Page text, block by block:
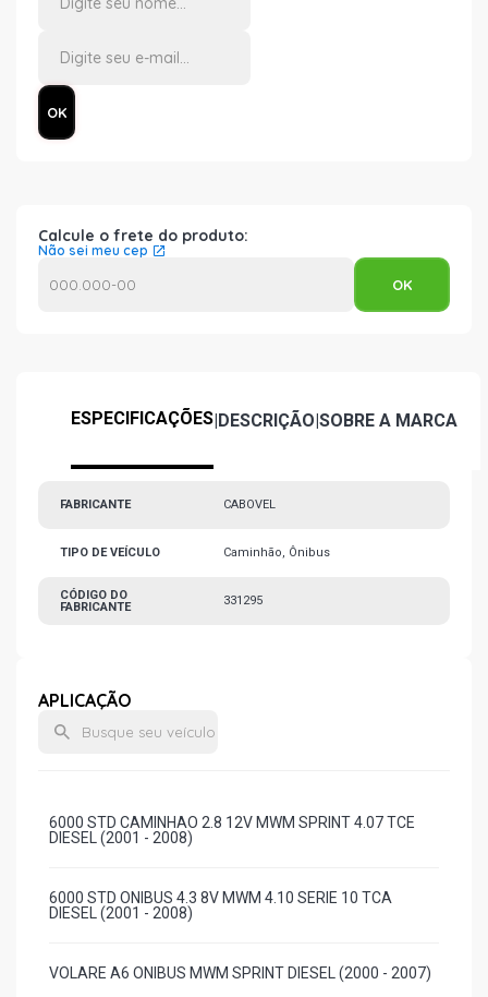
Calcule o frete do produto:
Não sei meu cep
ESPECIFICAÇÕES|DESCRIÇÃO|SOBRE A MARCA
FABRICANTE CABOVEL
TIPO DE VEÍCULO Caminhão, Ônibus
CÓDIGO DO
FABRICANTE
331295
APLICAÇÃO
6000 STD CAMINHAO 2.8 12V MWM SPRINT 4.07 TCE
DIESEL (2001 - 2008)
6000 STD ONIBUS 4.3 8V MWM 4.10 SERIE 10 TCA
DIESEL (2001 - 2008)
VOLARE A6 ONIBUS MWM SPRINT DIESEL (2000 - 2007)